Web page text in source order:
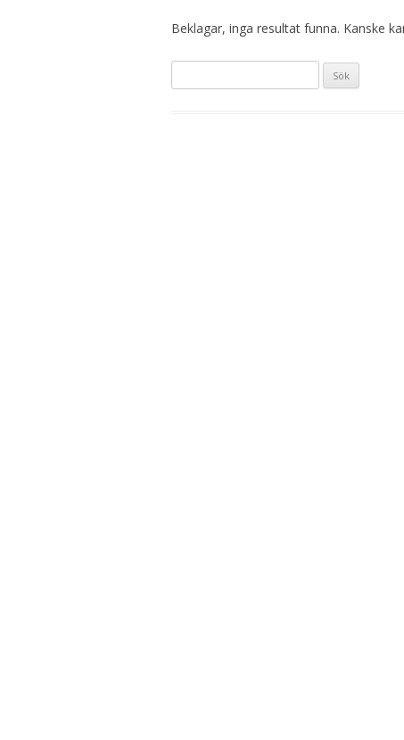
Beklagar, inga resultat funna. Kanske
ö